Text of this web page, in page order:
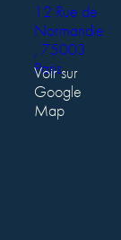
12 Rue de
Normandie
, 75003
Paris
Voir sur
Google
Map